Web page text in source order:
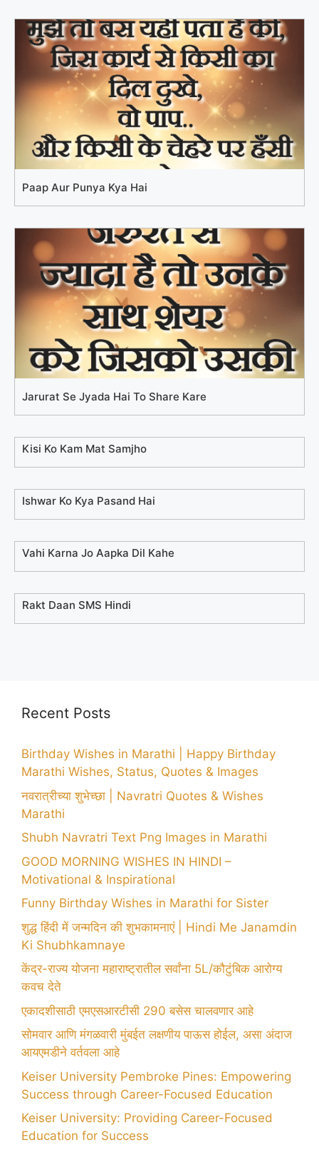
Paap Aur Punya Kya Hai
Jarurat Se Jyada Hai To Share Kare
Kisi Ko Kam Mat Samjho
Ishwar Ko Kya Pasand Hai
Vahi Karna Jo Aapka Dil Kahe
Rakt Daan SMS Hindi
Recent Posts
Birthday Wishes in Marathi | Happy Birthday
Marathi Wishes, Status, Quotes & Images
नवरात्रीच्या शुभेच्छा | Navratri Quotes & Wishes
Marathi
Shubh Navratri Text Png Images in Marathi
GOOD MORNING WISHES IN HINDI –
Motivational & Inspirational
Funny Birthday Wishes in Marathi for Sister
शुद्ध हिंदी में जन्मदिन की शुभकामनाएं | Hindi Me Janamdin
Ki Shubhkamnaye
केंद्र-राज्य योजना महाराष्ट्रातील सर्वांना 5L/कौटुंबिक आरोग्य
कवच देते
एकादशीसाठी एमएसआरटीसी 290 बसेस चालवणार आहे
सोमवार आणि मंगळवारी मुंबईत लक्षणीय पाऊस होईल, असा अंदाज
आयएमडीने वर्तवला आहे
Keiser University Pembroke Pines: Empowering
Success through Career-Focused Education
Keiser University: Providing Career-Focused
Education for Success